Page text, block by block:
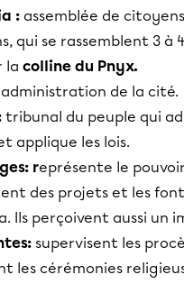
: assemblée de
qui se rassemblent 3 à
la colline du Pnyx.
de la cité.
tribunal du peuple qui
applique les lois.
représente le
des projets et les
Ils perçoivent aussi un
supervisent les
les cérémonies